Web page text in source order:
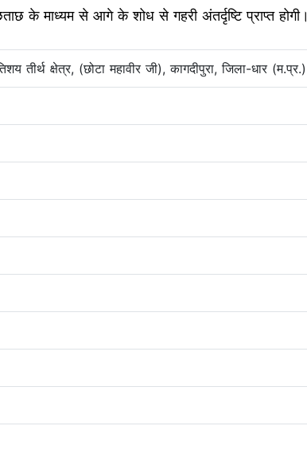
के माध्यम से आगे के शोध से गहरी अंतर्दृष्टि प्राप्त होगी।
तीर्थ क्षेत्र, (छोटा महावीर जी), कागदीपुरा, जिला-धार (म.प्र.)